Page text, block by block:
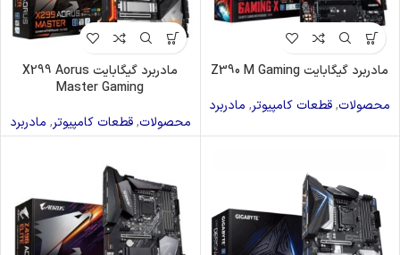
مادربرد گیگابایت Z390 M Gaming
محصولات,قطعات کامپیوتر, مادربرد
مادربرد گیگابایت X299 Aorus
Master Gaming
محصولات,قطعات کامپیوتر, مادربرد